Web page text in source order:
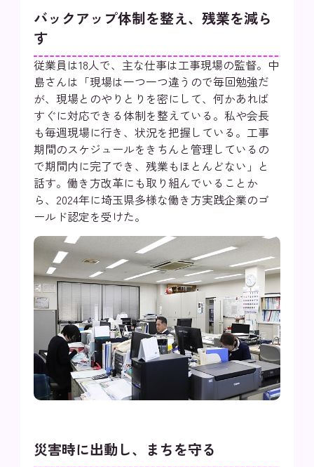
バックアップ体制を整え、残業を減ら
す
従業員は18人で、主な仕事は工事現場の監督。中
島さんは「現場は一つ一つ違うので毎回勉強だ
が、現場とのやりとりを密にして、何かあれば
すぐに対応できる体制を整えている。私や会長
も毎週現場に行き、状況を把握している。工事
期間のスケジュールをきちんと管理しているの
で期間内に完了でき、残業もほとんどない」と
話す。働き方改革にも取り組んでいることか
ら、2024年に埼玉県多様な働き方実践企業のゴ
ールド認定を受けた。
災害時に出動し、まちを守る